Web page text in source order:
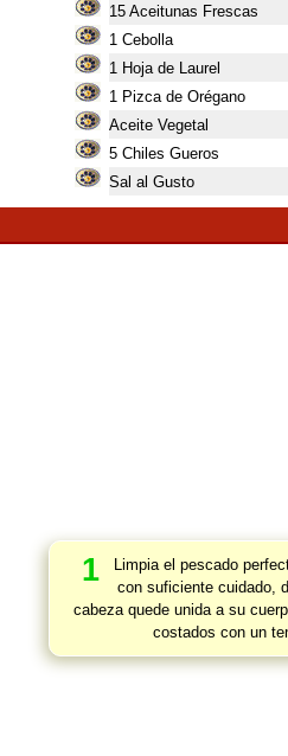
15 Aceitunas Frescas
1 Cebolla
1 Hoja de Laurel
1 Pizca de Orégano
Aceite Vegetal
5 Chiles Gueros
Sal al Gusto
1
Limpia el pescado
con suficiente cuidado,
cabeza quede unida a su
costados con un